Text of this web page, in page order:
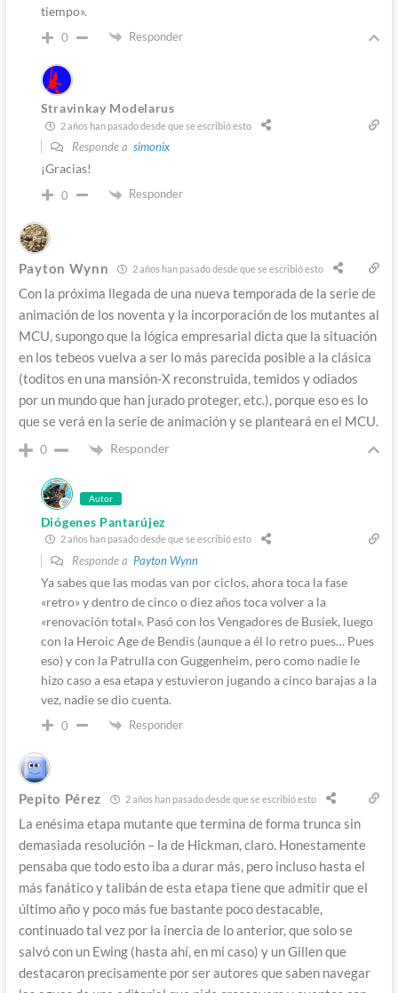
tiempo».
0 Responder
Stravinkay Modelarus
2 años han pasado desde que se escribió esto
Responde a simonix
¡Gracias!
0 Responder
Payton Wynn 2 años han pasado desde que se escribió esto
Con la próxima llegada de una nueva temporada de la serie de
animación de los noventa y la incorporación de los mutantes al
MCU, supongo que la lógica empresarial dicta que la situación
en los tebeos vuelva a ser lo más parecida posible a la clásica
(toditos en una mansión-X reconstruida, temidos y odiados
por un mundo que han jurado proteger, etc.), porque eso es lo
que se verá en la serie de animación y se planteará en el MCU.
0 Responder
Autor
Diógenes Pantarújez
2 años han pasado desde que se escribió esto
Responde a Payton Wynn
Ya sabes que las modas van por ciclos, ahora toca la fase
«retro» y dentro de cinco o diez años toca volver a la
«renovación total». Pasó con los Vengadores de Busiek, luego
con la Heroic Age de Bendis (aunque a él lo retro pues… Pues
eso) y con la Patrulla con Guggenheim, pero como nadie le
hizo caso a esa etapa y estuvieron jugando a cinco barajas a la
vez, nadie se dio cuenta.
0 Responder
Pepito Pérez 2 años han pasado desde que se escribió esto
La enésima etapa mutante que termina de forma trunca sin
demasiada resolución – la de Hickman, claro. Honestamente
pensaba que todo esto iba a durar más, pero incluso hasta el
más fanático y talibán de esta etapa tiene que admitir que el
último año y poco más fue bastante poco destacable,
continuado tal vez por la inercia de lo anterior, que solo se
salvó con un Ewing (hasta ahí, en mi caso) y un Gillen que
destacaron precisamente por ser autores que saben navegar